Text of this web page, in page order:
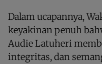
Dalam ucapannya,
keyakinan penuh
Audie Latuheri
integritas, dan